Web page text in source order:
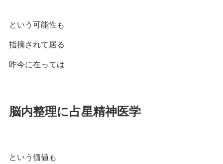
という可能性も
指摘されて居る
昨今に在っては
脳内整理に占星精神医学
という価値も